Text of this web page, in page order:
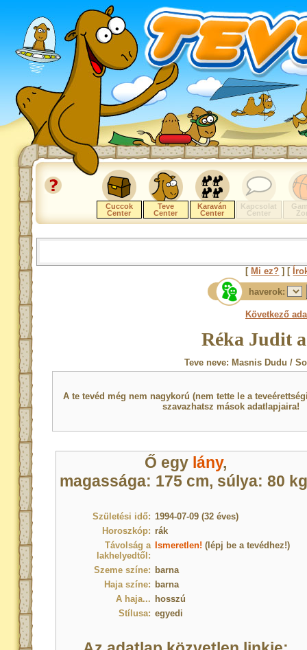
Cuccok
Center
Teve
Center
Karaván
Center
Kapcsolat
Center
[ Mi ez? ] [
haverok:
Következő
Réka Judit
Teve neve: Masnis Dudu /
A te tevéd még nem nagykorú (nem tette le a
szavazhatsz mások adatlapjaira!
Ő egy lány,
magassága: 175 cm, súlya: 80
Születési idő: 1994-07-09 (32 éves)
Horoszkóp: rák
Távolság a
lakhelyedtől:
Ismeretlen! (lépj be a tevédhez!)
Szeme színe: barna
Haja színe: barna
A haja... hosszú
Stílusa: egyedi